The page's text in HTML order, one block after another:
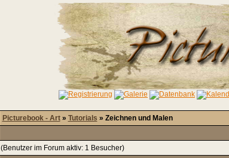
Picturebook - Art» Tutorials » Zeichnen und Malen
(Benutzer im Forum aktiv: 1 Besucher)